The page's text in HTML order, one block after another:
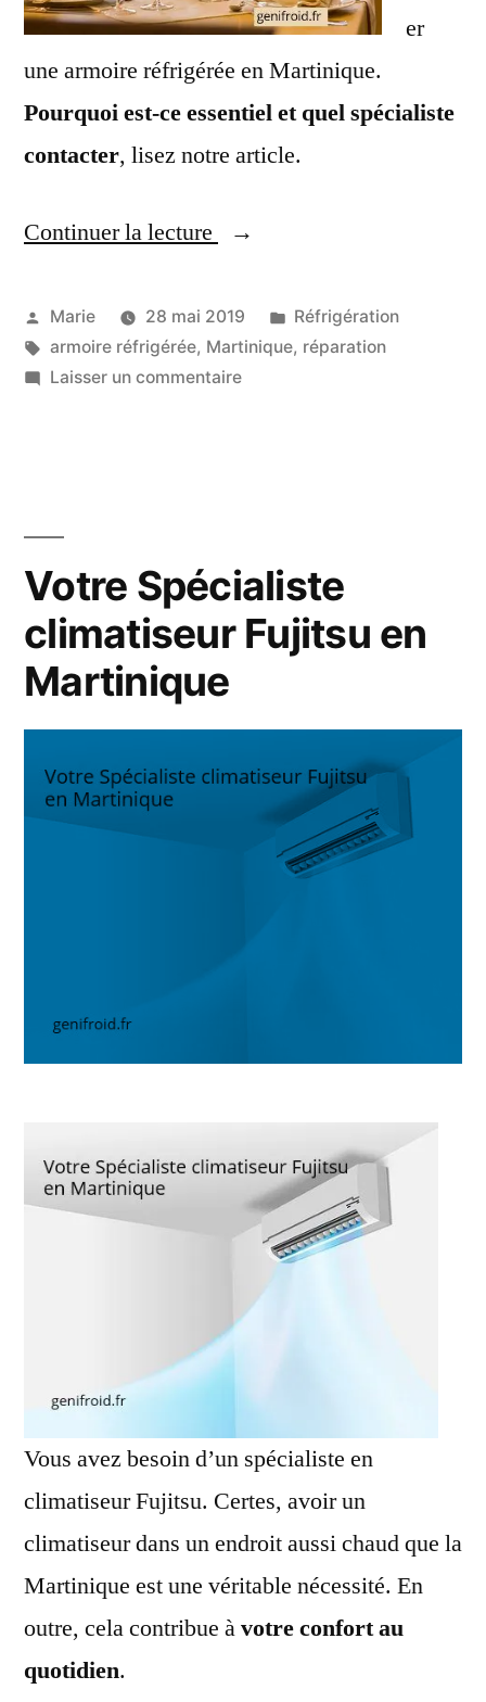
er
une armoire réfrigérée en Martinique.
Pourquoi est-ce essentiel et quel spécialiste
contacter, lisez notre article.
Continuer la lecture
« Faire
une
armoire
Publié
par
Marie 28 mai 2019
Publié
dans
Réfrigération
Étiquettes :
armoire réfrigérée, Martinique, réparation
Laisser un commentairesur
Martinique
Votre Spécialiste
climatiseur Fujitsu en
Martinique
Vous avez besoin d’un spécialiste en
climatiseur Fujitsu. Certes, avoir un
climatiseur dans un endroit aussi chaud que la
Martinique est une véritable nécessité. En
outre, cela contribue àvotre confort au
quotidien.